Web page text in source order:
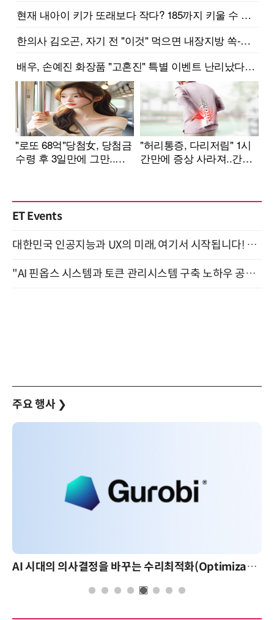
ET Events
대한민국 인공지능과 UX의 미래, 여기서 시작됩니다! UX Korea 2026 - Fall 9월 2일 개최
"AI 핀옵스 시스템과 토큰 관리시스템 구축 노하우 공개" 잠실 한국광고문화회관 2층 대회의실 (8/21)
주요 행사 ❯
AI 시대의 의사결정을 바꾸는 수리최적화(Optimization): 실제 산업 적용 사례와 활용 전략